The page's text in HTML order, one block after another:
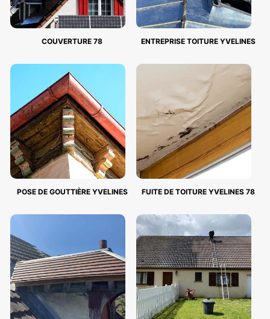
COUVERTURE 78 ENTREPRISE TOITURE YVELINES
POSE DE GOUTTIÈRE YVELINES FUITE DE TOITURE YVELINES 78